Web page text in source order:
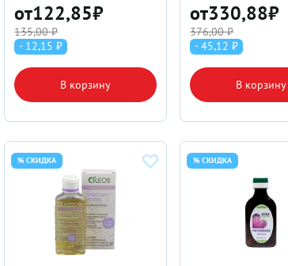
от122,85₽
135,00 ₽
- 12,15 ₽
В корзину
от330,88₽
376,00 ₽
- 45,12 ₽
В корзину
% СКИДКА % СКИДКА